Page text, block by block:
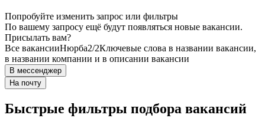
Попробуйте изменить запрос или фильтры
По вашему запросу ещё будут появляться новые вакансии.
Присылать вам?
Все вакансииНюрба2/2Ключевые слова в названии вакансии,
в названии компании и в описании вакансии
В мессенджер
На почту
Быстрые фильтры подбора вакансий